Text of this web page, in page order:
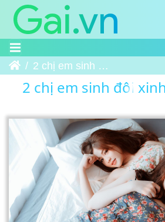
Trang chủ2 chị em sinh đôi xinh đẹp 11
2 chị em sinh đôi